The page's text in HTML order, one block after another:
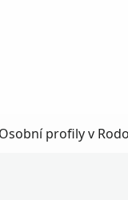
Osobní profily v